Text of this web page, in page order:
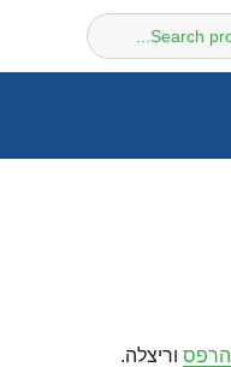
הרפס וריצלה.